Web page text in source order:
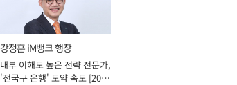
강정훈 iM뱅크 행장
내부 이해도 높은 전략 전문가,
'전국구 은행' 도약 속도 [2026